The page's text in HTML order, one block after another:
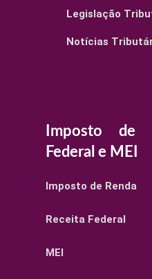
Legislação
Notícias
Imposto de
Federal e MEI
Imposto de Renda
Receita Federal
MEI